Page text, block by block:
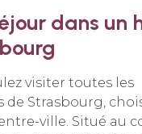
dans un
visiter toutes les
Strasbourg,
ville. Situé au